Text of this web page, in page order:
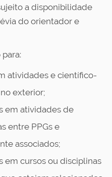
a disponibilidade
do orientador e
atividades e científico-
exterior;
em atividades de
entre PPGs e
associados;
em cursos ou disciplinas